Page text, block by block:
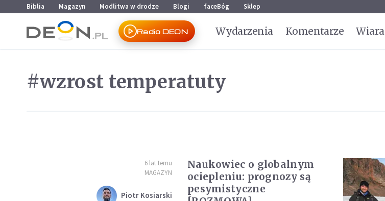
Przejdź do menu głównego
Przejdź do treści
Biblia Magazyn Modlitwa w drodze Blogi faceBóg Sklep
Radio DEON Wydarzenia Komentarze Wiara
#wzrost temperatuty
6 lat temu
MAGAZYN
Piotr Kosiarski
Naukowiec o globalnym
ociepleniu: prognozy są
pesymistyczne